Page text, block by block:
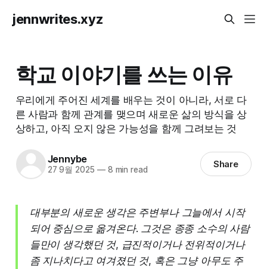
jennwrites.xyz
학교 이야기를 쓰는 이유
우리에게 주어진 세계를 배우는 것이 아니라, 서로 다
른 사람과 함께 관계를 맺으며 새로운 삶의 방식을 상
상하고, 아직 오지 않은 가능성을 함께 그려보는 것
Jennybe
27 9월 2025 —8 min read Share
대부분의 새로운 생각은 주변부나 그늘에서 시작
되어 중심으로 옮겨온다. 그것은 종종 소수의 사람
들만이 생각했던 것, 급진적이거나 전위적이거나
좀 지나치다고 여겨졌던 것, 혹은 그냥 아무도 주